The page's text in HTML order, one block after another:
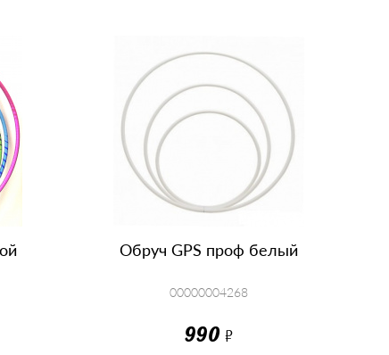
Обруч GPS проф белый
00000004268
990Р